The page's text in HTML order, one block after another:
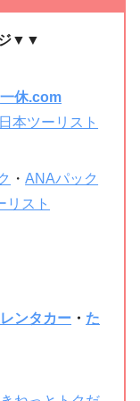
ジ▼▼
一休.com
本ツーリスト
・ANAパック
リスト
ンタカー ・ た